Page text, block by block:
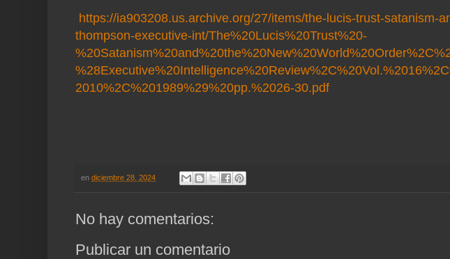
https://ia903208.us.archive.org/27/items/the-lucis-trust-satanism-
thompson-executive-int/The%20Lucis%20Trust%20-
2010%2C%201989%29%20pp.%2026-30.pdf
en diciembre 28, 2024
No hay comentarios:
Publicar un comentario